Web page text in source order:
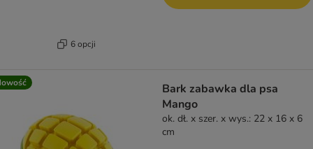
6 opcji
Bark zabawka dla psa
Mango
ok. dł. x szer. x wys.: 22 x 16 x 6
cm